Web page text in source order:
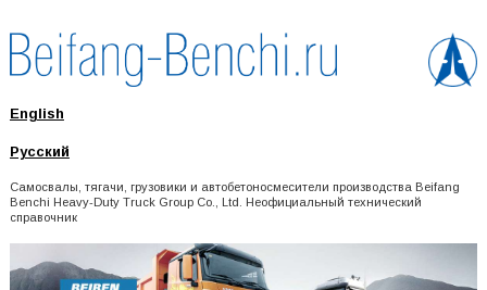
English
Русский
Самосвалы, тягачи, грузовики и автобетоносмесители производства Beifang
Benchi Heavy-Duty Truck Group Co., Ltd. Неофициальный технический
справочник